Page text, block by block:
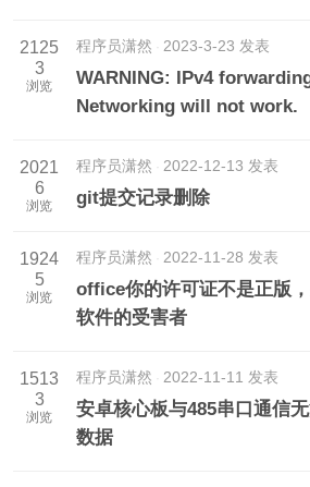
2125
3
浏览
程序员潇然 2023-3-23 发表
WARNING: IPv4
Networking will not work.
2021
6
浏览
程序员潇然 2022-12-13 发表
git提交记录删除
1924
5
浏览
程序员潇然 2022-11-28 发表
office你的许可证不是正版
软件的受害者
1513
3
浏览
程序员潇然 2022-11-11 发表
安卓核心板与485串口通信
数据